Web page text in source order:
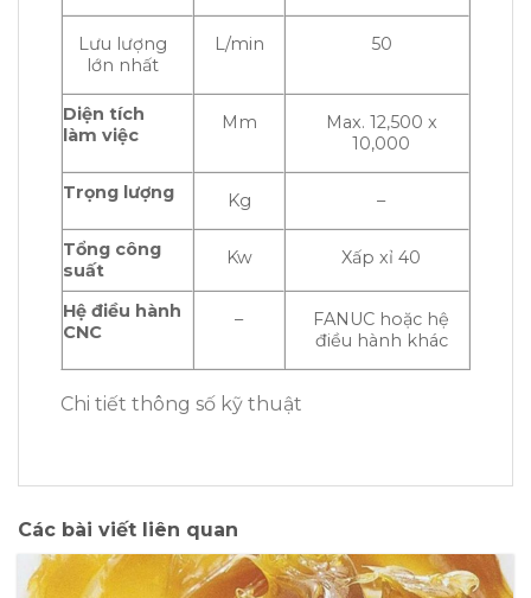
Lưu lượng
lớn nhất
L/min 50
Diện tích
làm việc
Mm
Max. 12,500 x
10,000
Trọng lượng Kg –
Tổng công
suất
Kw Xấp xỉ 40
Hệ điều hành
CNC
–
FANUC hoặc hệ
điều hành khác
Chi tiết thông số kỹ thuật
Các bài viết liên quan